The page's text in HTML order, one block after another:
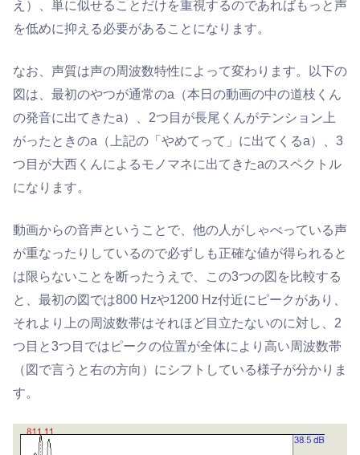
え）、単に似せることだけを重視するのであればもっと声
を低めに抑える必要があることになります。
なお、声質は声の周波数特性によって変わります。以下の
図は、最初のやつが通常のa（本日の動画の中の道枝くん
の発音に出てきたa）、2つ目が長尾くんがテンション上
がったときのa（上記の「やめてって」に出てくるa）、3
つ目が大西くんによるモノマネに出てきたaのスペクトル
になります。
動画からの音声ということで、他の人がしゃべっている声
が重なったりしているので必ずしも正確な値が得られると
は限らないことを断ったうえで、この3つの図を比較する
と、最初の図では800 Hzや1200 Hz付近にピークがあり、
それより上の周波数帯はそれほど目立たないのに対し、2
つ目と3つ目ではピークの位置が全体により高い周波数帯
（図で言うと右の方向）にシフトしている様子が分かりま
す。